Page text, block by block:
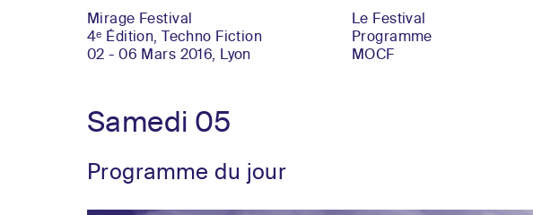
Mirage Festival
4ᵉ Édition, Techno Fiction
02 - 06 Mars 2016, Lyon
Le Festival
Programme
MOCF
Samedi 05
Programme du jour